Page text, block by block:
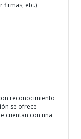
firmas, etc.)
reconocimiento
se ofrece
cuentan con una